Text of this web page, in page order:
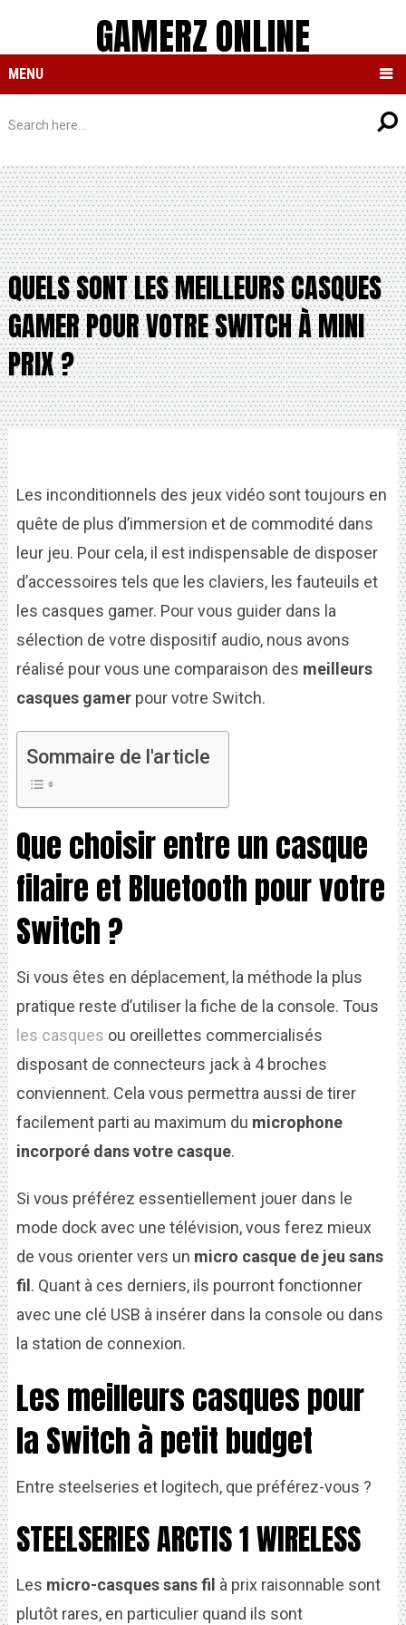
GAMERZ ONLINE
MENU
QUELS SONT LES MEILLEURS CASQUES
GAMER POUR VOTRE SWITCH À MINI
PRIX ?
Les inconditionnels des jeux vidéo sont toujours en
quête de plus d’immersion et de commodité dans
leur jeu. Pour cela, il est indispensable de disposer
d’accessoires tels que les claviers, les fauteuils et
les casques gamer. Pour vous guider dans la
sélection de votre dispositif audio, nous avons
réalisé pour vous une comparaison des meilleurs
casques gamerpour votre Switch.
Sommaire de l'article
Que choisir entre un casque
filaire et Bluetooth pour votre
Switch ?
Si vous êtes en déplacement, la méthode la plus
pratique reste d’utiliser la fiche de la console. Tous
les casques ou oreillettes commercialisés
disposant de connecteurs jack à 4 broches
conviennent. Cela vous permettra aussi de tirer
facilement parti au maximum du microphone
incorporé dans votre casque.
Si vous préférez essentiellement jouer dans le
mode dock avec une télévision, vous ferez mieux
de vous orienter vers un micro casque de jeu sans
fil . Quant à ces derniers, ils pourront fonctionner
avec une clé USB à insérer dans la console ou dans
la station de connexion.
Les meilleurs casques pour
la Switch à petit budget
Entre steelseries et logitech, que préférez-vous ?
STEELSERIES ARCTIS 1 WIRELESS
Les micro-casques sans fil à prix raisonnable sont
plutôt rares, en particulier quand ils sont